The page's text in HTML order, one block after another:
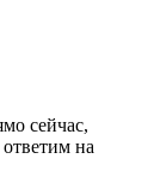
сейчас,
на